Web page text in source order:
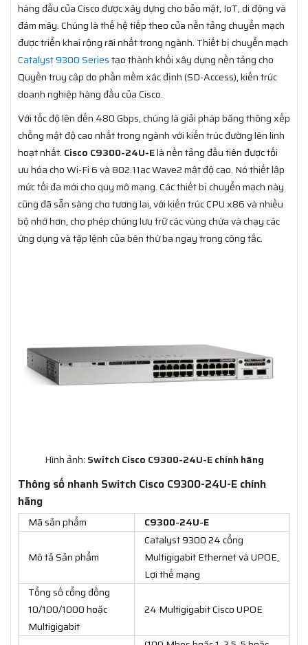
hàng đầu của Cisco được xây dựng cho bảo mật, IoT, di động và
đám mây. Chúng là thế hệ tiếp theo của nền tảng chuyển mạch
được triển khai rộng rãi nhất trong ngành. Thiết bị chuyển mạch
Catalyst 9300 Seriestạo thành khối xây dựng nền tảng cho
Quyền truy cập do phần mềm xác định (SD-Access), kiến trúc
doanh nghiệp hàng đầu của Cisco.
Với tốc độ lên đến 480 Gbps, chúng là giải pháp băng thông xếp
chồng mật độ cao nhất trong ngành với kiến trúc đường lên linh
hoạt nhất. Cisco C9300-24U-Elà nền tảng đầu tiên được tối
ưu hóa cho Wi-Fi 6 và 802.11ac Wave2 mật độ cao. Nó thiết lập
mức tối đa mới cho quy mô mạng. Các thiết bị chuyển mạch này
cũng đã sẵn sàng cho tương lai, với kiến trúc CPU x86 và nhiều
bộ nhớ hơn, cho phép chúng lưu trữ các vùng chứa và chạy các
ứng dụng và tập lệnh của bên thứ ba ngay trong công tắc.
Hình ảnh: Switch Cisco C9300-24U-E chính hãng
Thông số nhanh Switch Cisco C9300-24U-E chính
hãng
Mã sản phẩm C9300-24U-E
Mô tả Sản phẩm
Catalyst 9300 24 cổng
Multigigabit Ethernet và UPOE,
Lợi thế mạng
Tổng số cổng đồng
10/100/1000 hoặc
Multigigabit
24 Multigigabit Cisco UPOE